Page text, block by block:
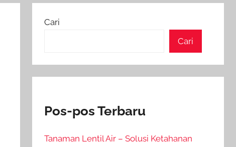
Cari
Cari
Pos-pos Terbaru
Tanaman Lentil Air – Solusi Ketahanan